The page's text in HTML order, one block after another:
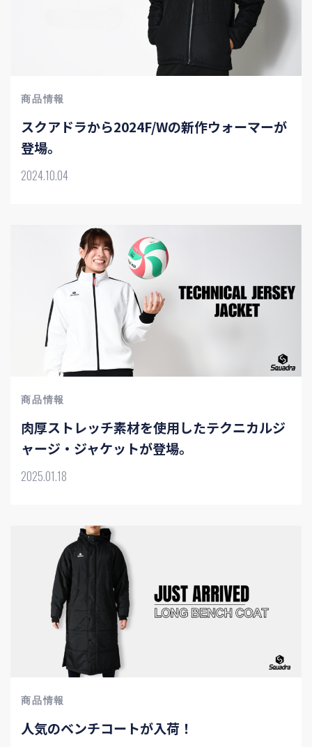
商品情報
スクアドラから2024F/Wの新作ウォーマーが
登場。
2024.10.04
商品情報
肉厚ストレッチ素材を使用したテクニカルジ
ャージ・ジャケットが登場。
2025.01.18
商品情報
人気のベンチコートが入荷！